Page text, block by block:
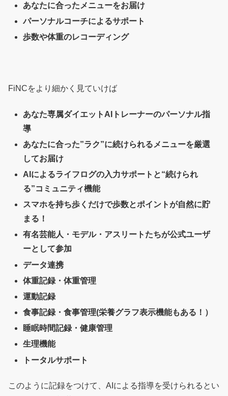
あなたに合ったメニューをお届け
パーソナルコーチによるサポート
歩数や体重のレコーディング
FiNCをより細かく見ていけば
あなた専属ダイエットAIトレーナーのパーソナル指
導
あなたに合った”ラク”に続けられるメニューを厳選
してお届け
AIによるライフログの入力サポートと“続けられ
る”コミュニティ機能
スマホを持ち歩くだけで歩数とポイントが自然に貯
まる！
有名芸能人・モデル・アスリートたちが公式ユーザ
ーとして参加
データ連携
体重記録・体重管理
運動記録
食事記録・食事管理(栄養グラフ表示機能もある！）
睡眠時間記録・健康管理
生理機能
トータルサポート
このように記録をつけて、AIによる指導を受けられるとい